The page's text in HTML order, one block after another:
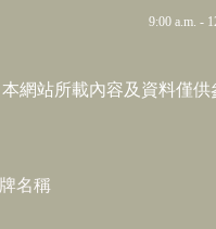
9:00 a.m. -
網站所載內容及資料僅
名稱